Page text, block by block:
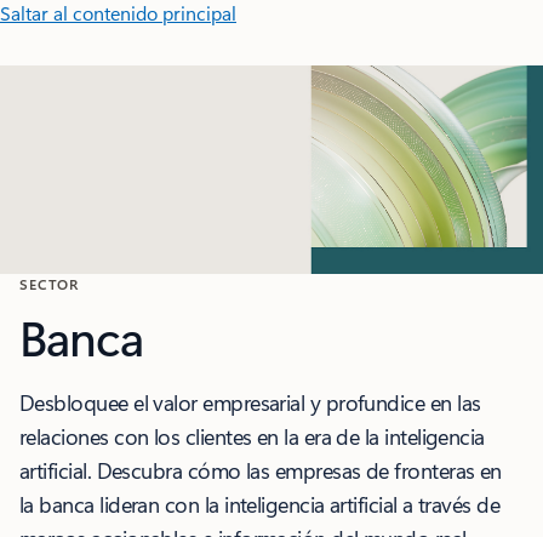
Saltar al contenido principal
SECTOR
Banca
Desbloquee el valor empresarial y profundice en las
relaciones con los clientes en la era de la inteligencia
artificial. Descubra cómo las empresas de fronteras en
la banca lideran con la inteligencia artificial a través de